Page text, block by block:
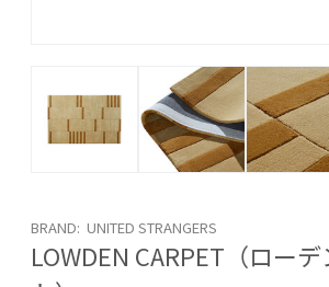
BRAND: UNITED STRANGERS
LOWDEN CARPET（ロー